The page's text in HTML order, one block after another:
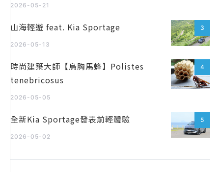
2026-05-21
3
山海輕遊 feat. Kia Sportage
2026-05-13
4
時尚建築大師【烏胸馬蜂】Polistes
tenebricosus
2026-05-05
5
全新Kia Sportage發表前輕體驗
2026-05-02